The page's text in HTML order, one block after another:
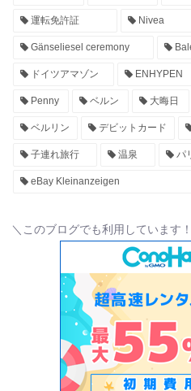
運転免許証 Nivea
Gänseliesel ceremony
ドイツアマゾン ENHYPEN
Penny ベルン 大晦日
ベルリン デビットカード
子連れ旅行 温泉 パ
eBay Kleinanzeigen
＼このブログでも利用しています